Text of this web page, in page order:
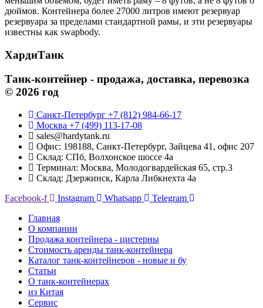
дюймов. Контейнера более 27000 литров имеют резервуар
резервуара за пределами стандартной рамы, и эти резервуары
известны как swapbody.
ХардиТанк
Танк-контейнер - продажа, доставка, перевозка
© 2026 год
Санкт-Петербург +7 (812) 984-66-17
Москва +7 (499) 113-17-08
sales@hardytank.ru
Офис: 198188, Санкт-Петербург, Зайцева 41, офис 207
Склад: СПб, Волхонское шоссе 4а
Терминал: Москва, Молодогвардейская 65, стр.3
Склад: Дзержинск, Карла Либкнехта 4а
Facebook-f
Instagram Whatsapp
Telegram
Главная
О компании
Продажа контейнера - цистерны
Стоимость аренды танк-контейнера
Каталог танк-контейнеров - новые и бу
Статьи
О танк-контейнерах
из Китая
Сервис